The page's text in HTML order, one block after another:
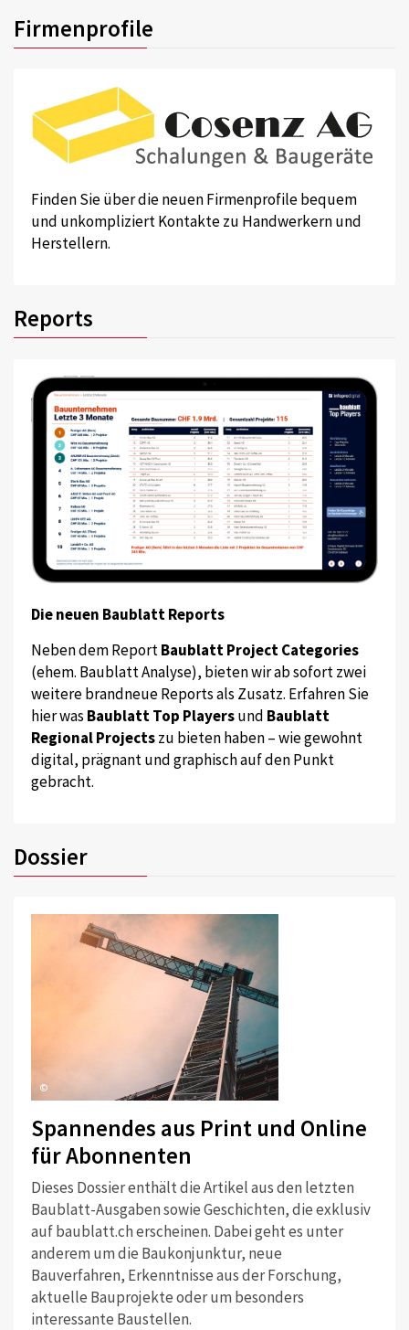
Firmenprofile
Finden Sie über die neuen Firmenprofile bequem
und unkompliziert Kontakte zu Handwerkern und
Herstellern.
Reports
Die neuen Baublatt Reports
Neben dem ReportBaublatt Project Categories
(ehem. Baublatt Analyse), bieten wir ab sofort zwei
weitere brandneue Reports als Zusatz. Erfahren Sie
hier was Baublatt Top Playersund Baublatt
Regional Projectszu bieten haben – wie gewohnt
digital, prägnant und graphisch auf den Punkt
gebracht.
Dossier
©
Spannendes aus Print und Online
für Abonnenten
Dieses Dossier enthält die Artikel aus den letzten
Baublatt-Ausgaben sowie Geschichten, die exklusiv
auf baublatt.ch erscheinen. Dabei geht es unter
anderem um die Baukonjunktur, neue
Bauverfahren, Erkenntnisse aus der Forschung,
aktuelle Bauprojekte oder um besonders
interessante Baustellen.